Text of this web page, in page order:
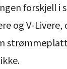
forskjell i
og V-Livere,